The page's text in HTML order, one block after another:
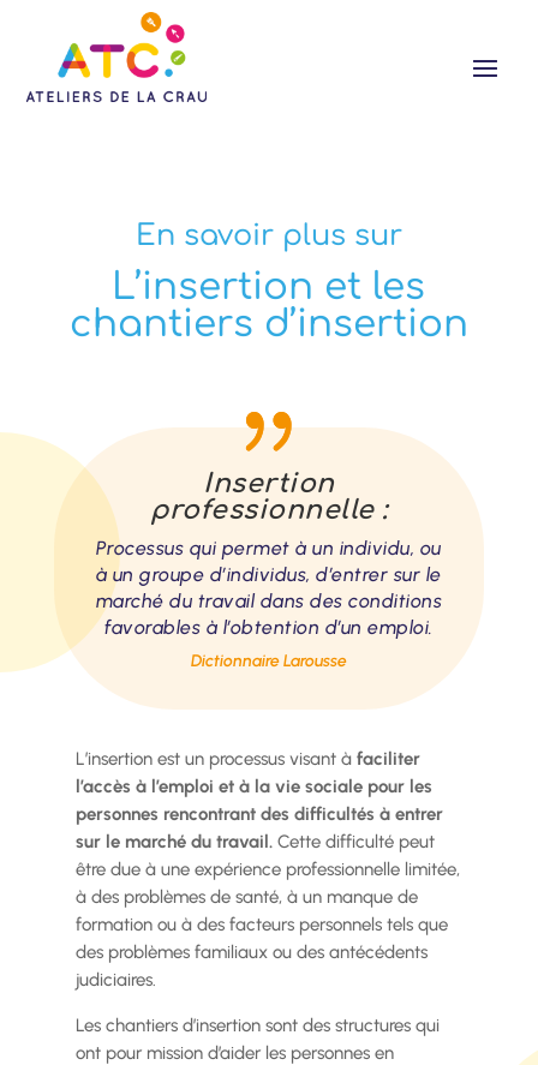
En savoir plus sur
L’insertion et les
chantiers d’insertion
Insertion
professionnelle :
Processus qui permet à un individu, ou
à un groupe d’individus, d’entrer sur le
marché du travail dans des conditions
favorables à l’obtention d’un emploi.
Dictionnaire Larousse
L’insertion est un processus visant à faciliter
l’accès à l’emploi et à la vie sociale pour les
personnes rencontrant des difficultés à entrer
sur le marché du travail.Cette difficulté peut
être due à une expérience professionnelle limitée,
à des problèmes de santé, à un manque de
formation ou à des facteurs personnels tels que
des problèmes familiaux ou des antécédents
judiciaires.
Les chantiers d’insertion sont des structures qui
ont pour mission d’aider les personnes en